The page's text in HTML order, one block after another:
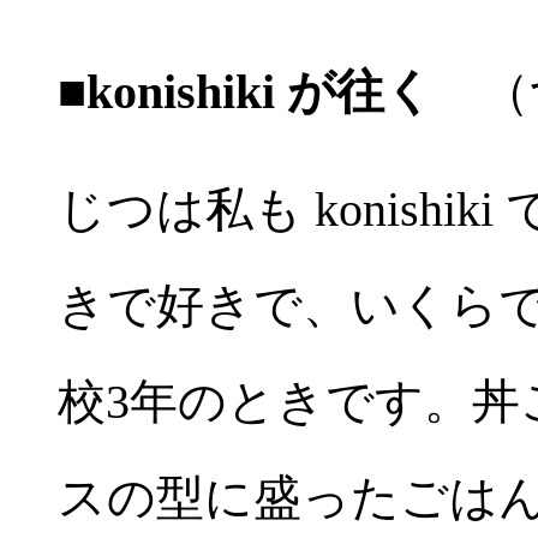
■konishiki が往く （
じつは私も konishiki
きで好きで、いくら
校3年のときです。
スの型に盛ったごは